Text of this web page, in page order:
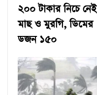
২০০ টাকার নিচে নেই
মাছ ও মুরগি, ডিমের
ডজন ১৫০